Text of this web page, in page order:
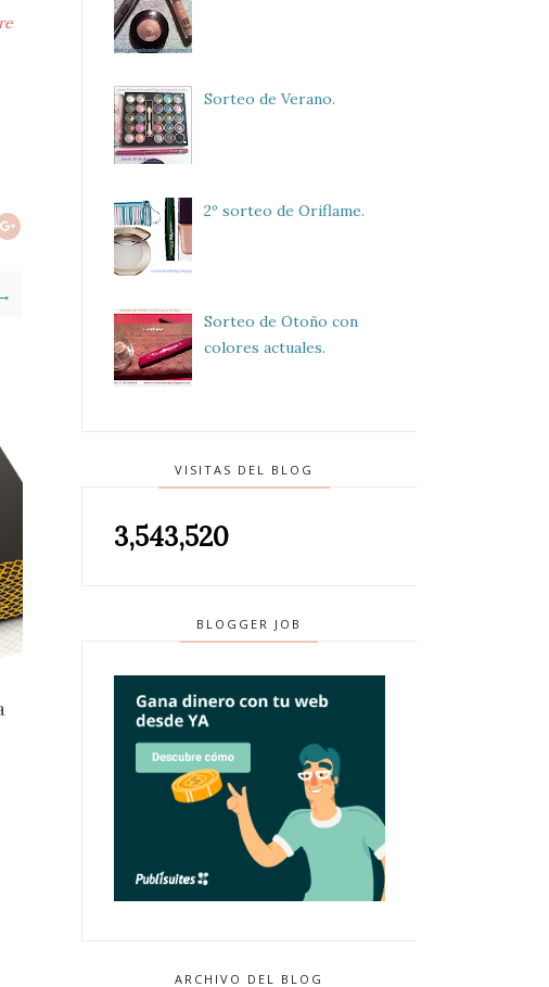
Sorteo de Verano.
2º sorteo de Oriflame.
Sorteo de Otoño con
colores actuales.
VISITAS DEL BLOG
3,543,520
BLOGGER JOB
ARCHIVO DEL BLOG